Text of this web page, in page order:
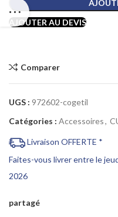
AJOUTER AU DEVIS
Comparer
UGS : 972602-cogetil
Catégories : Accessoires,
Livraison OFFERTE *
Faites-vous livrer entre le
2026
partagé